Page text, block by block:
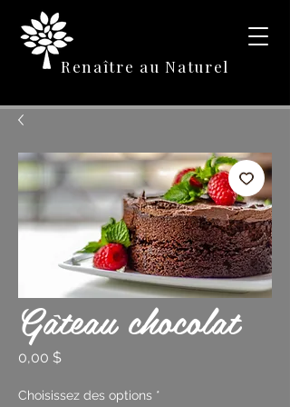
Renaître au Naturel
Gâteau chocolat
0,00 $Prix
Choisissez des options *